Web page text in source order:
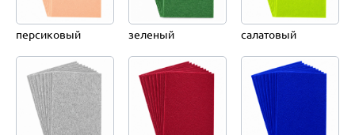
персиковый зеленый салатовый